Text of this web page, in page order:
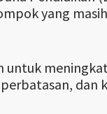
yang
untuk
dan